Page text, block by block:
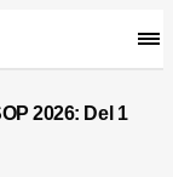
2026: Del 1